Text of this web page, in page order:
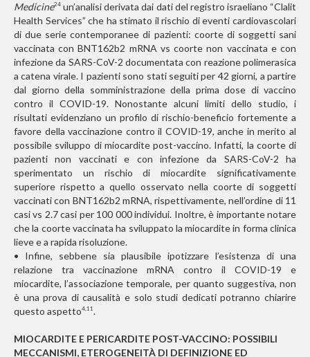
Medicine24 un’analisi derivata dai dati del registro israeliano “Clalit
Health Services” che ha stimato il rischio di eventi cardiovascolari
di due serie contemporanee di pazienti: coorte di soggetti sani
vaccinata con BNT162b2 mRNA vs coorte non vaccinata e con
infezione da SARS-CoV-2 documentata con reazione polimerasica
a catena virale. I pazienti sono stati seguiti per 42 giorni, a partire
dal giorno della somministrazione della prima dose di vaccino
contro il COVID-19. Nonostante alcuni limiti dello studio, i
risultati evidenziano un profilo di rischio-beneficio fortemente a
favore della vaccinazione contro il COVID-19, anche in merito al
possibile sviluppo di miocardite post-vaccino. Infatti, la coorte di
pazienti non vaccinati e con infezione da SARS-CoV-2 ha
sperimentato un rischio di miocardite significativamente
superiore rispetto a quello osservato nella coorte di soggetti
vaccinati con BNT162b2 mRNA, rispettivamente, nell’ordine di 11
casi vs 2.7 casi per 100 000 individui. Inoltre, è importante notare
che la coorte vaccinata ha sviluppato la miocardite in forma clinica
lieve e a rapida risoluzione.
• Infine, sebbene sia plausibile ipotizzare l’esistenza di una
relazione tra vaccinazione mRNA contro il COVID-19 e
miocardite, l’associazione temporale, per quanto suggestiva, non
è una prova di causalità e solo studi dedicati potranno chiarire
questo aspetto4,11.
MIOCARDITE E PERICARDITE POST-VACCINO: POSSIBILI
MECCANISMI, ETEROGENEITÀ DI DEFINIZIONE ED